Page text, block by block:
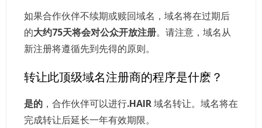
如果合作伙伴不续期或赎回域名，域名将在过期后
的大约75天将会对公众开放注册。请注意，域名从
新注册将遵循先到先得的原则。
转让此顶级域名注册商的程序是什麽？
是的 ，合作伙伴可以进行.HAIR域名转让。域名将在
完成转让后延长一年有效期限。